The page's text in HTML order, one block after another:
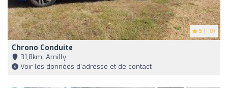
5 (110)
Chrono Conduite
31,8km, Amilly
Voir les données d'adresse et de contact